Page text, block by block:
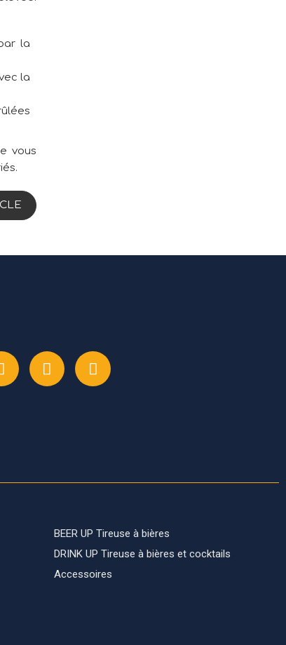
la
la
vous
BEER UP Tireuse à bières
DRINK UP Tireuse à bières et cocktails
Accessoires